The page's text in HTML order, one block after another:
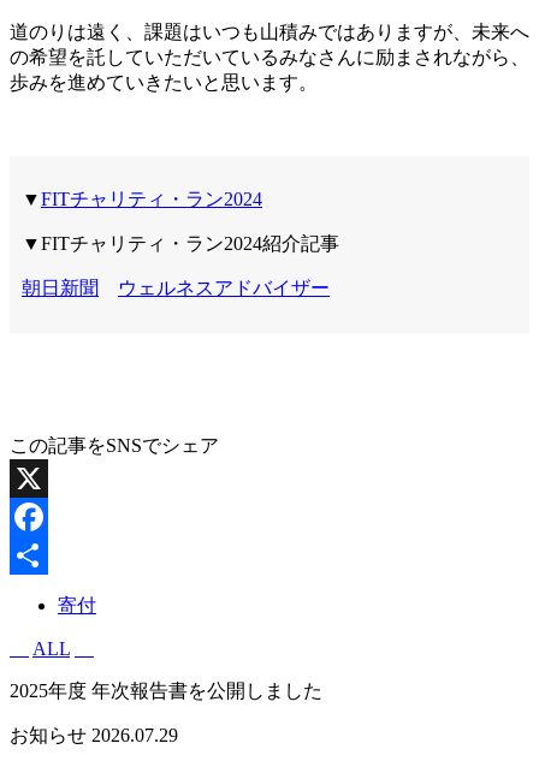
道のりは遠く、課題はいつも山積みではありますが、未来へ
の希望を託していただいているみなさんに励まされながら、
歩みを進めていきたいと思います。
▼FITチャリティ・ラン2024
▼FITチャリティ・ラン2024紹介記事
朝日新聞 ウェルネスアドバイザー
この記事をSNSでシェア
X
Facebook
寄付
ALL
2025年度 年次報告書を公開しました
お知らせ 2026.07.29